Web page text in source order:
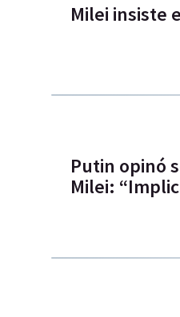
Milei insiste
Putin opinó
Milei: